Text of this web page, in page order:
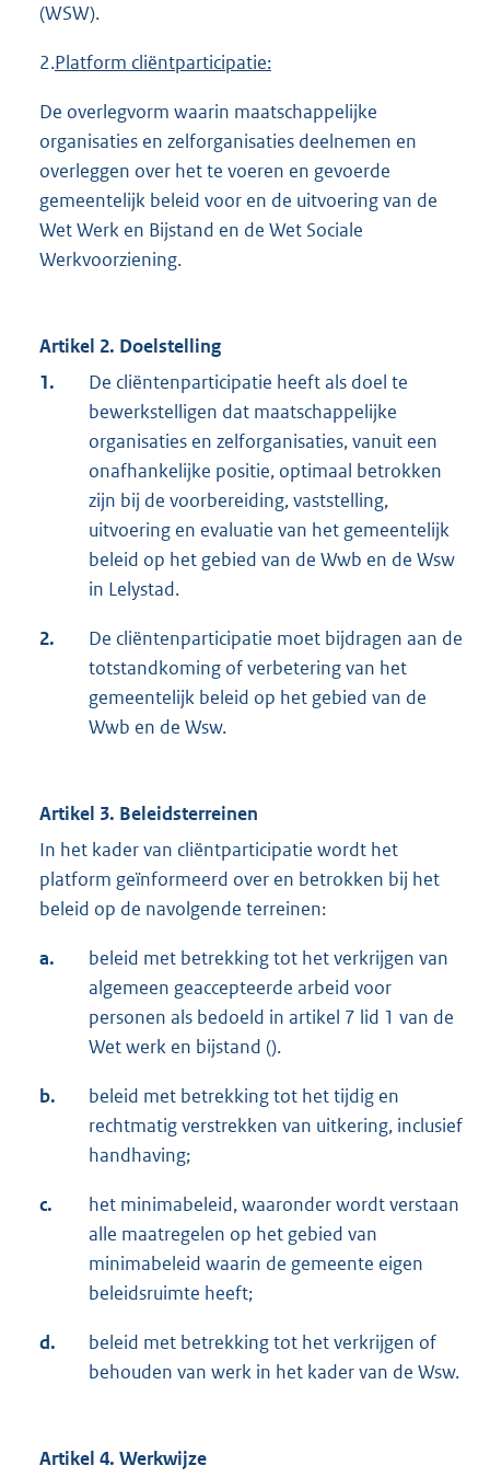
(WSW).
2.Platform cliëntparticipatie:
De overlegvorm waarin maatschappelijke
organisaties en zelforganisaties deelnemen en
overleggen over het te voeren en gevoerde
gemeentelijk beleid voor en de uitvoering van de
Wet Werk en Bijstand en de Wet Sociale
Werkvoorziening.
Artikel 2. Doelstelling
1.
De cliëntenparticipatie heeft als doel te
bewerkstelligen dat maatschappelijke
organisaties en zelforganisaties, vanuit een
onafhankelijke positie, optimaal betrokken
zijn bij de voorbereiding, vaststelling,
uitvoering en evaluatie van het gemeentelijk
beleid op het gebied van de Wwb en de Wsw
in Lelystad.
2.
De cliëntenparticipatie moet bijdragen aan de
totstandkoming of verbetering van het
gemeentelijk beleid op het gebied van de
Wwb en de Wsw.
Artikel 3. Beleidsterreinen
In het kader van cliëntparticipatie wordt het
platform geïnformeerd over en betrokken bij het
beleid op de navolgende terreinen:
a.
beleid met betrekking tot het verkrijgen van
algemeen geaccepteerde arbeid voor
personen als bedoeld in artikel 7 lid 1 van de
Wet werk en bijstand ().
b.
beleid met betrekking tot het tijdig en
rechtmatig verstrekken van uitkering, inclusief
handhaving;
c.
het minimabeleid, waaronder wordt verstaan
alle maatregelen op het gebied van
minimabeleid waarin de gemeente eigen
beleidsruimte heeft;
d.
beleid met betrekking tot het verkrijgen of
behouden van werk in het kader van de Wsw.
Artikel 4. Werkwijze